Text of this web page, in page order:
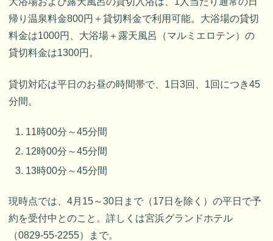
帰り温泉料金800円＋貸切料金で利用可能。大浴場の貸切
料金は1000円、大浴場＋露天風呂（マルミエロテン）の
貸切料金は1300円。
貸切対応は平日のお昼の時間帯で、1日3回、1回につき45
分間。
11時00分～45分間
12時00分～45分間
13時00分～45分間
現時点では、4月15～30日まで（17日を除く）の平日で予
約を受付中とのこと。詳しくは宮浜グランドホテル
（0829-55-2255）まで。